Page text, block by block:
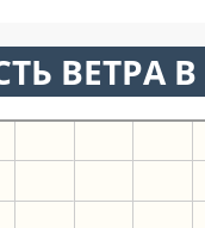
ВЕТРА